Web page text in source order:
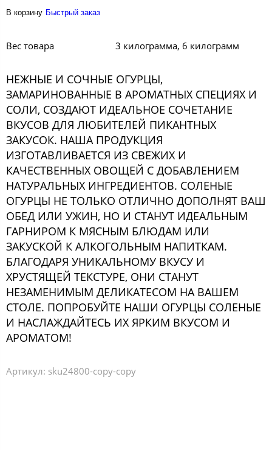
В корзину Быстрый заказ
Вес товара 3 килограмма, 6 килограмм
НЕЖНЫЕ И СОЧНЫЕ ОГУРЦЫ,
ЗАМАРИНОВАННЫЕ В АРОМАТНЫХ СПЕЦИЯХ И
СОЛИ, СОЗДАЮТ ИДЕАЛЬНОЕ СОЧЕТАНИЕ
ВКУСОВ ДЛЯ ЛЮБИТЕЛЕЙ ПИКАНТНЫХ
ЗАКУСОК. НАША ПРОДУКЦИЯ
ИЗГОТАВЛИВАЕТСЯ ИЗ СВЕЖИХ И
КАЧЕСТВЕННЫХ ОВОЩЕЙ С ДОБАВЛЕНИЕМ
НАТУРАЛЬНЫХ ИНГРЕДИЕНТОВ. СОЛЕНЫЕ
ОГУРЦЫ НЕ ТОЛЬКО ОТЛИЧНО ДОПОЛНЯТ ВАШ
ОБЕД ИЛИ УЖИН, НО И СТАНУТ ИДЕАЛЬНЫМ
ГАРНИРОМ К МЯСНЫМ БЛЮДАМ ИЛИ
ЗАКУСКОЙ К АЛКОГОЛЬНЫМ НАПИТКАМ.
БЛАГОДАРЯ УНИКАЛЬНОМУ ВКУСУ И
ХРУСТЯЩЕЙ ТЕКСТУРЕ, ОНИ СТАНУТ
НЕЗАМЕНИМЫМ ДЕЛИКАТЕСОМ НА ВАШЕМ
СТОЛЕ. ПОПРОБУЙТЕ НАШИ ОГУРЦЫ СОЛЕНЫЕ
И НАСЛАЖДАЙТЕСЬ ИХ ЯРКИМ ВКУСОМ И
АРОМАТОМ!
Артикул: sku24800-copy-copy